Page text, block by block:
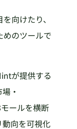
向けたり、
めのツールで
が提供する
・
ールを横断
動向を可視化